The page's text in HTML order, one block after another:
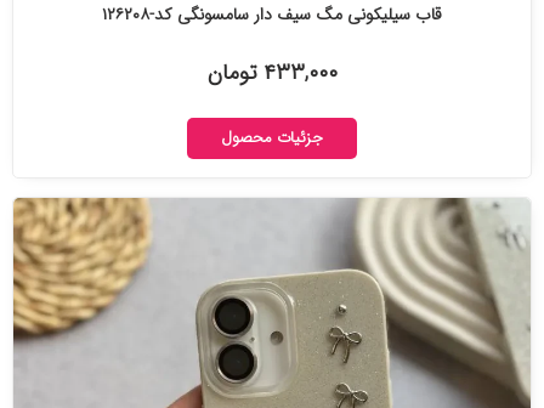
قاب سیلیکونی مگ سیف دار سامسونگی کد-۱۲۶۲۰۸
۴۳۳,۰۰۰ تومان
جزئیات محصول